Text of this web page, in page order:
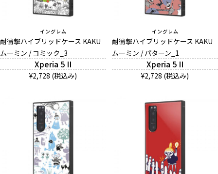
イングレム
耐衝撃ハイブリッドケース KAKU
ムーミン / コミック_3
Xperia 5 II
¥2,728 (税込み)
イングレム
耐衝撃ハイブリッドケース KAKU
ムーミン / パターン_1
Xperia 5 II
¥2,728 (税込み)